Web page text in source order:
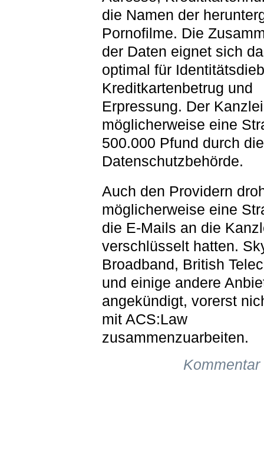
die Namen der
Pornofilme. Die
der Daten eignet sich
optimal für
Kreditkartenbetrug und
Erpressung. Der
möglicherweise eine
500.000 Pfund durch die
Datenschutzbehörde.
Auch den Providern
möglicherweise eine
die E-Mails an die
verschlüsselt hatten.
Broadband, British
und einige andere
angekündigt, vorerst
mit ACS:Law
zusammenzuarbeiten.